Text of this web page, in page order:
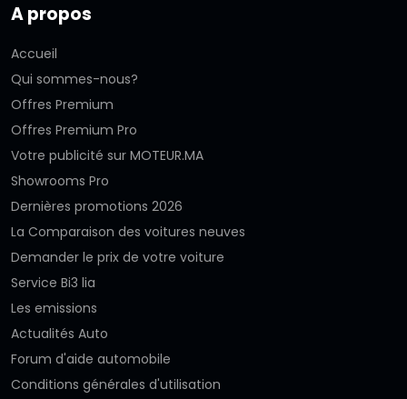
A propos
Accueil
Qui sommes-nous?
Offres Premium
Offres Premium Pro
Votre publicité sur MOTEUR.MA
Showrooms Pro
Dernières promotions 2026
La Comparaison des voitures neuves
Demander le prix de votre voiture
Service Bi3 lia
Les emissions
Actualités Auto
Forum d'aide automobile
Conditions générales d'utilisation